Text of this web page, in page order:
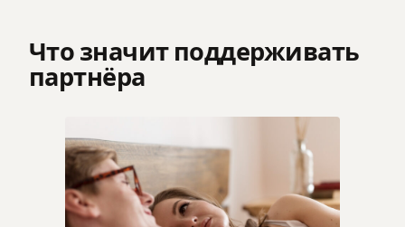
Что значит поддерживать
партнёра